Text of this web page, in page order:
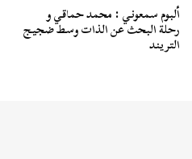
ألبوم سمعوني : محمد حماقي و
رحلة البحث عن الذات وسط ضجيج
التريند